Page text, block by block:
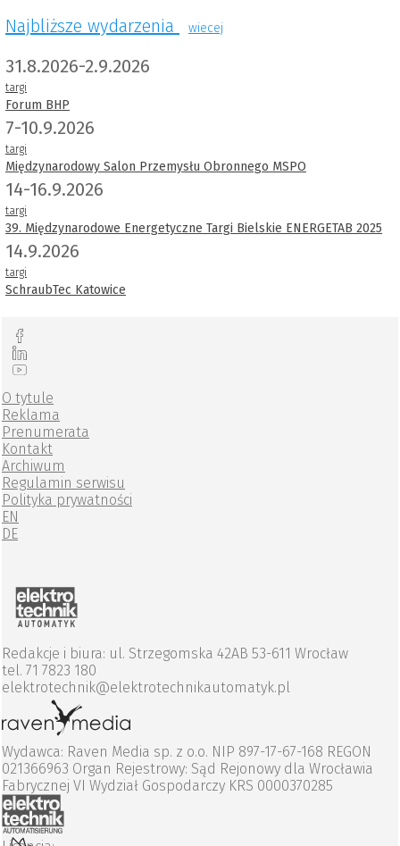
Najbliższe wydarzenia wiecej
31.8.2026-2.9.2026
targi
Forum BHP
7-10.9.2026
targi
Międzynarodowy Salon Przemysłu Obronnego MSPO
14-16.9.2026
targi
39. Międzynarodowe Energetyczne Targi Bielskie ENERGETAB 2025
14.9.2026
targi
SchraubTec Katowice
O tytule
Reklama
Prenumerata
Kontakt
Archiwum
Regulamin serwisu
Polityka prywatności
EN
DE
Redakcje i biura: ul. Strzegomska 42AB 53-611 Wrocław
tel. 71 7823 180
elektrotechnik@elektrotechnikautomatyk.pl
Wydawca: Raven Media sp. z o.o. NIP 897-17-67-168 REGON
021366963 Organ Rejestrowy: Sąd Rejonowy dla Wrocławia
Fabrycznej VI Wydział Gospodarczy KRS 0000370285